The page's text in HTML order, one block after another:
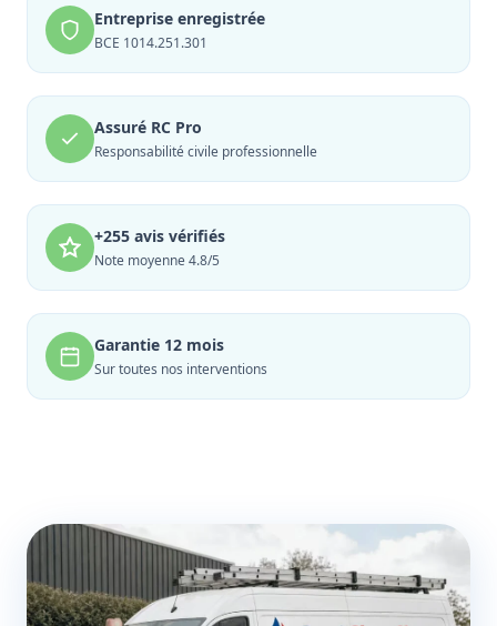
Entreprise enregistrée
BCE 1014.251.301
Assuré RC Pro
Responsabilité civile professionnelle
+255 avis vérifiés
Note moyenne 4.8/5
Garantie 12 mois
Sur toutes nos interventions